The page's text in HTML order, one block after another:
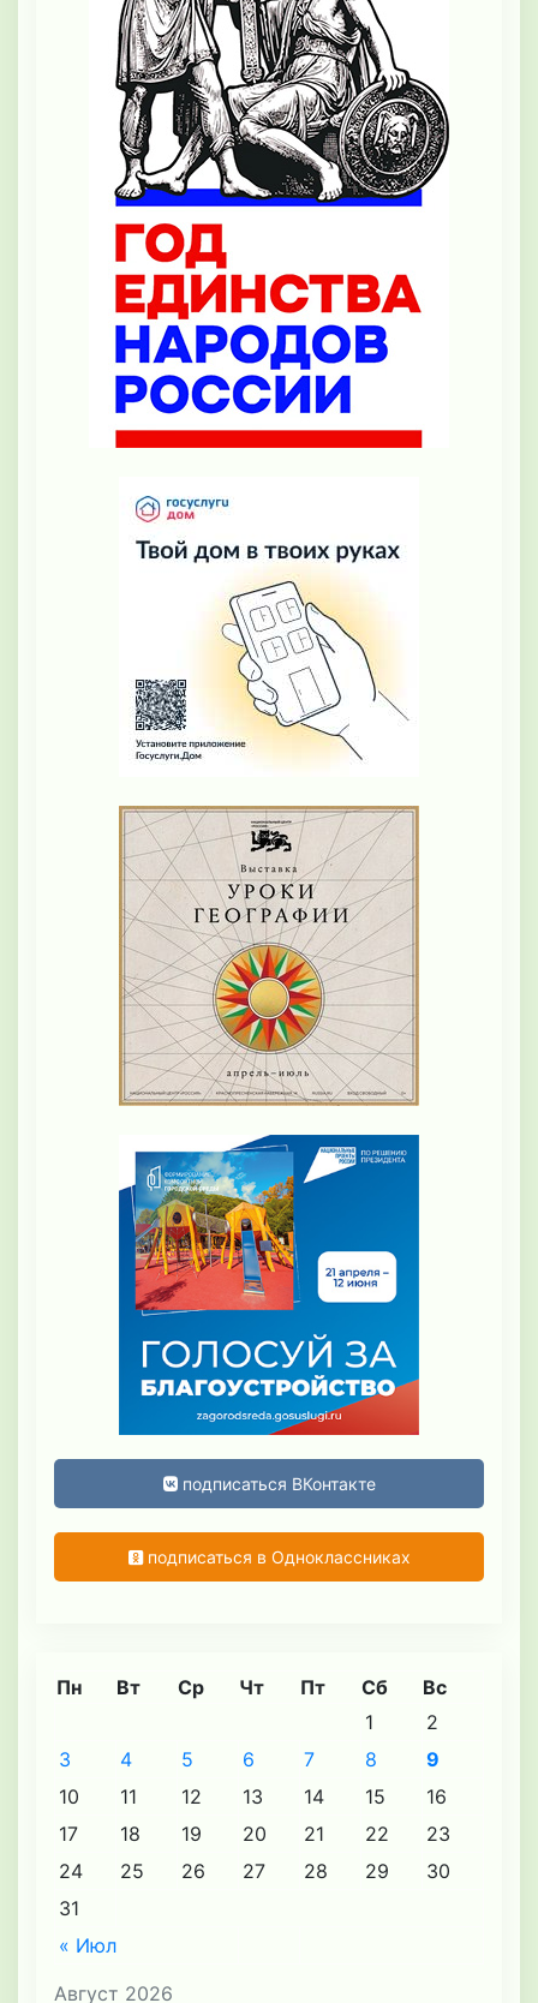
подписаться ВКонтакте
подписаться в Одноклассниках
Август 2026
Пн Вт Ср Чт Пт Сб Вс
« Июл
1
2
3
4 5 6 7 8
9
10
11 12 13 14 15
16
17
18 19 20 21 22
23
24
25 26 27 28 29
30
31